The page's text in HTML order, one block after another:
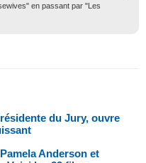
en passant par "Les
du Jury, ouvre
Anderson et